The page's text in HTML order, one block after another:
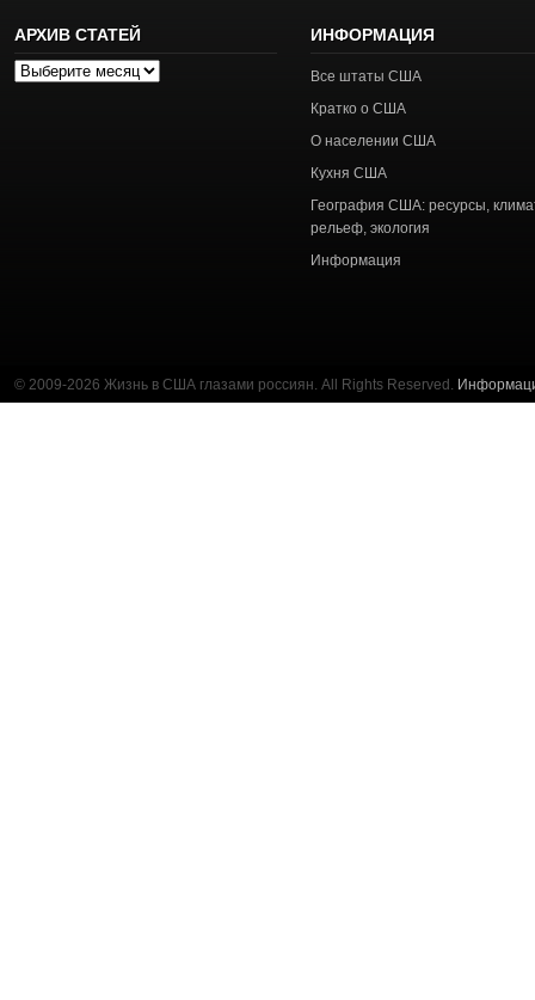
АРХИВ СТАТЕЙ
Архив
ИНФОРМАЦИЯ
Все штаты США
Кратко о США
О населении США
Кухня США
География США: ресурсы,
рельеф, экология
Информация
© 2009-2026 Жизнь в США глазами россиян. All Rights Reserved.